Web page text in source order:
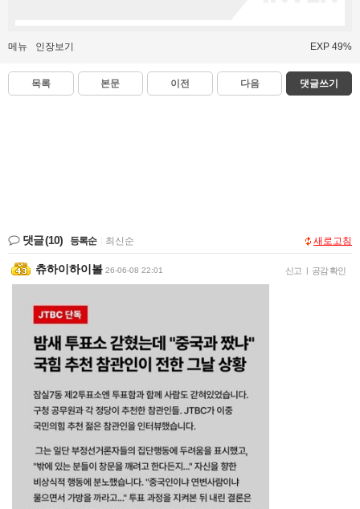
메뉴 인장보기 EXP 49%
목록 본문 이전 다음 댓글쓰기
댓글(10) 등록순 최신순 새로고침
츄하이하이볼 26-06-08 22:01 신고 | 공감 확인